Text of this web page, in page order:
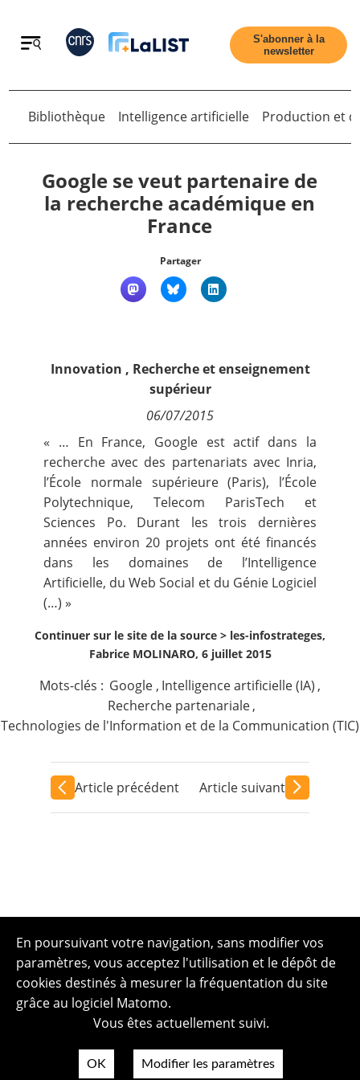
Retour
Contact
S'abonner à la
newsletter
Retour
Bibliothèque Intelligence artificielle Production et
Google se veut partenaire de
la recherche académique en
France
Partager
Innovation , Recherche et enseignement
supérieur
06/07/2015
« … En France, Google est actif dans la
recherche avec des partenariats avec Inria,
l’École normale supérieure (Paris), l’École
Polytechnique, Telecom ParisTech et
Sciences Po. Durant les trois dernières
années environ 20 projets ont été financés
dans les domaines de l’Intelligence
Artificielle, du Web Social et du Génie Logiciel
(…) »
Continuer sur le site de la source > les-infostrateges,
Fabrice MOLINARO, 6 juillet 2015
Mots-clés : Google , Intelligence artificielle (IA) ,
Recherche partenariale ,
Technologies de l'Information et de la Communication (TIC)
Article précédent Article suivant
En poursuivant votre navigation, sans modifier vos
paramètres, vous acceptez l'utilisation et le dépôt de
cookies destinés à mesurer la fréquentation du site
grâce au logiciel Matomo.
Vous êtes actuellement suivi.
OK Modifier les paramètres